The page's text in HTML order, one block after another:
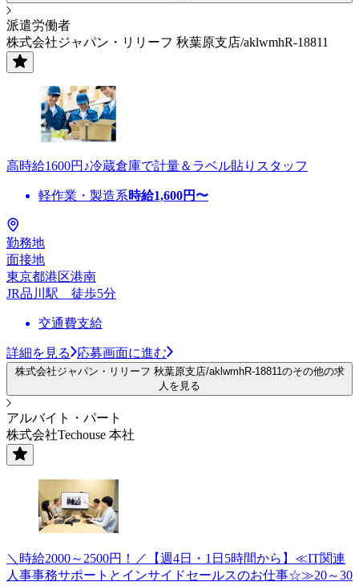
派遣労働者
株式会社ジャパン・リリーフ 秋葉原支店/aklwmhR-18811
高時給1600円♪冷蔵倉庫で計量＆ラベル貼りスタッフ
軽作業・製造系時給1,600円〜
勤務地
面接地
東京都港区港南
JR品川駅 徒歩5分
交通費支給
詳細を見る 応募画面に進む
株式会社ジャパン・リリーフ 秋葉原支店/aklwmhR-18811のその他の求
人を見る
アルバイト・パート
株式会社Techouse 本社
＼時給2000～2500円！／【週4日・1日5時間から】≪IT関連
人事事務サポートとインサイドセールスのお仕事☆≫20～30